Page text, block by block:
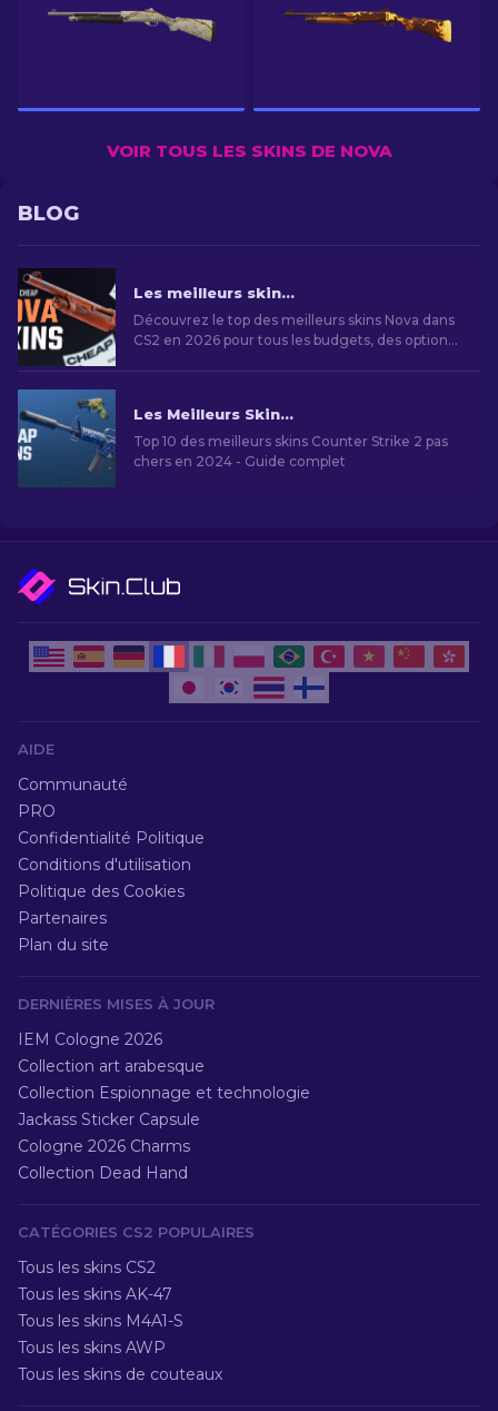
VOIR TOUS LES SKINS DE NOVA
BLOG
Les meilleurs skins de Nova dans CS2 pour tous les budgets [2026]
Découvrez le top des meilleurs skins Nova dans
CS2 en 2026 pour tous les budgets, des options
Les Meilleurs Skins Bon Marché dans CS2 [2026]
Top 10 des meilleurs skins Counter Strike 2 pas
chers en 2024 - Guide complet
AIDE
Communauté
PRO
Confidentialité Politique
Conditions d'utilisation
Politique des Cookies
Partenaires
Plan du site
DERNIÈRES MISES À JOUR
IEM Cologne 2026
Collection art arabesque
Collection Espionnage et technologie
Jackass Sticker Capsule
Cologne 2026 Charms
Collection Dead Hand
CATÉGORIES CS2 POPULAIRES
Tous les skins CS2
Tous les skins AK-47
Tous les skins M4A1-S
Tous les skins AWP
Tous les skins de couteaux